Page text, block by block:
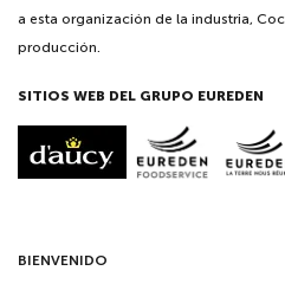
a esta organización de la industria,
producción.
SITIOS WEB DEL GRUPO EUREDEN
BIENVENIDO